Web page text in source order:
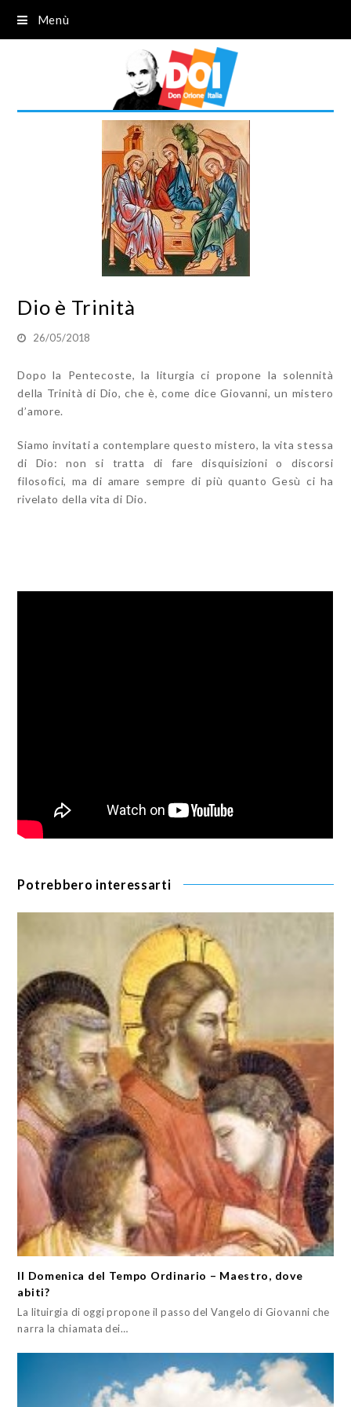
Menù
Dio è Trinità
26/05/2018
Dopo la Pentecoste, la liturgia ci propone la solennità
della Trinità di Dio, che è, come dice Giovanni, un mistero
d’amore.
Siamo invitati a contemplare questo mistero, la vita stessa
di Dio: non si tratta di fare disquisizioni o discorsi
filosofici, ma di amare sempre di più quanto Gesù ci ha
rivelato della vita di Dio.
Potrebbero interessarti
II Domenica del Tempo Ordinario – Maestro, dove
abiti?
La lituirgia di oggi propone il passo del Vangelo di Giovanni che
narra la chiamata dei…